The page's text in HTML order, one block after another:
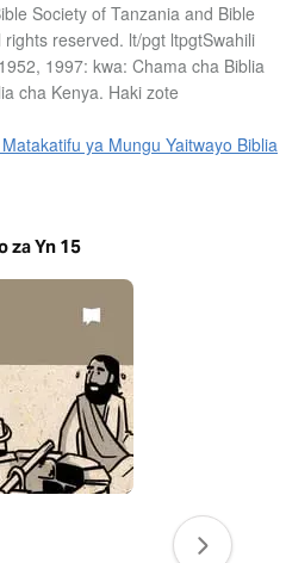
Society of Tanzania and Bible
reserved. lt/pgt ltpgtSwahili
1997: kwa: Chama cha Biblia
cha Kenya. Haki zote
ya Mungu Yaitwayo Biblia
za Yn 15